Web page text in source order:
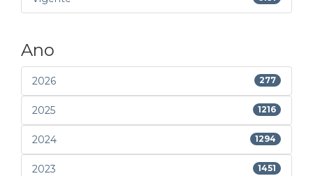
Ano
2026 277
2025 1216
2024 1294
2023 1451